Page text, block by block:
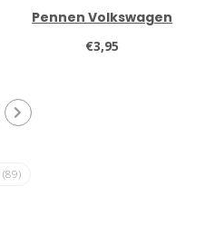
Pennen Volkswagen
€3,95
(89)